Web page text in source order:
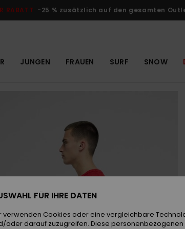
RABATT -25 % zusätzlich auf den gesamten
JUNGEN FRAUEN SURF SNOW
FÜR IHRE DATEN
verwenden Cookies oder eine vergleichbare
oder darauf zuzugreifen. Diese